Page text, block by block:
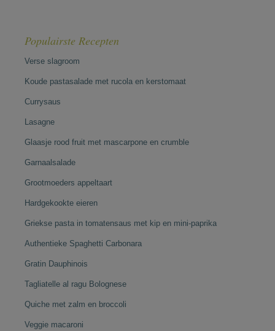
Populairste Recepten
Verse slagroom
Koude pastasalade met rucola en kerstomaat
Currysaus
Lasagne
Glaasje rood fruit met mascarpone en crumble
Garnaalsalade
Grootmoeders appeltaart
Hardgekookte eieren
Griekse pasta in tomatensaus met kip en mini-paprika
Authentieke Spaghetti Carbonara
Gratin Dauphinois
Tagliatelle al ragu Bolognese
Quiche met zalm en broccoli
Veggie macaroni